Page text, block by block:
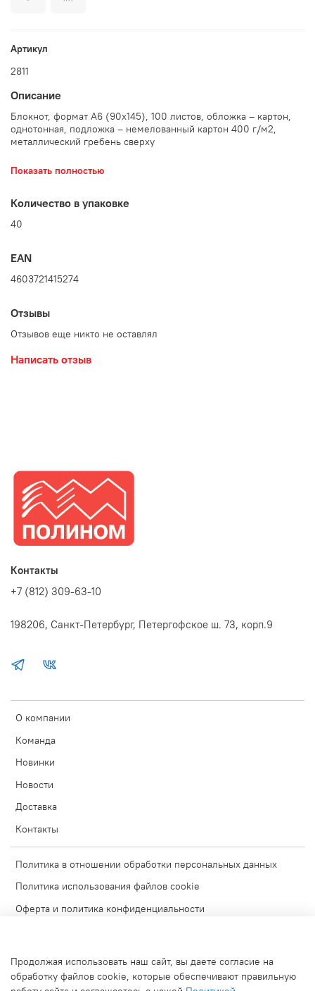
Артикул
2811
Описание
Блокнот, формат А6 (90х145), 100 листов, обложка – картон,
однотонная, подложка – немелованный картон 400 г/м2,
металлический гребень сверху
Удобный по руке блокнот для официантов c плотной
Количество в упаковке: 40 шт.
Показать полностью
Количество в упаковке
40
EAN
4603721415274
Отзывы
Отзывов еще никто не оставлял
Написать отзыв
О компании
Команда
Новинки
Новости
Доставка
Контакты
Политика в отношении обработки персональных данных
Политика использования файлов cookie
Оферта и политика конфиденциальности
Блог
Контакты
+7 (812) 309-63-10
198206, Санкт-Петербург, Петергофское ш. 73, корп.9
Продолжая использовать наш сайт, вы даете согласие на
обработку файлов cookie, которые обеспечивают правильную